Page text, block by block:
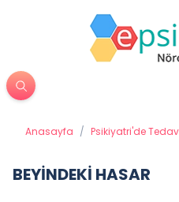
Anasayfa / Psikiyatri'de
BEYİNDEKİ HASAR